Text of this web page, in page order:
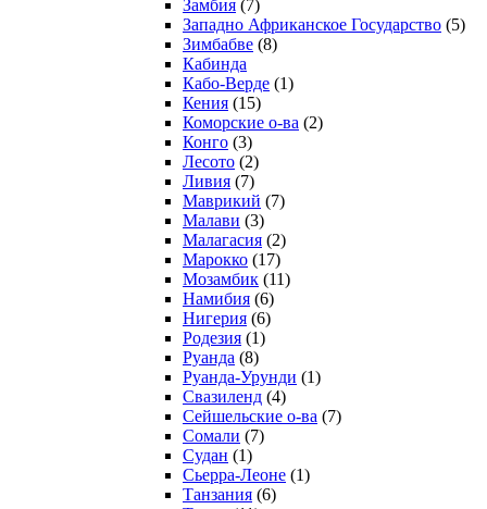
Замбия (7)
Западно Африканское Государство (5)
Зимбабве (8)
Кабинда
Кабо-Верде (1)
Кения (15)
Коморские о-ва (2)
Конго (3)
Лесото (2)
Ливия (7)
Маврикий (7)
Малави (3)
Малагасия (2)
Марокко (17)
Мозамбик (11)
Намибия (6)
Нигерия (6)
Родезия (1)
Руанда (8)
Руанда-Урунди (1)
Свазиленд (4)
Сейшельские о-ва (7)
Сомали (7)
Судан (1)
Сьерра-Леоне (1)
Танзания (6)